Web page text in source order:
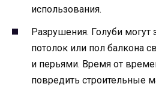
использования.
Разрушения. Голуби могут
потолок или пол балкона
и перьями. Время от
повредить строительные